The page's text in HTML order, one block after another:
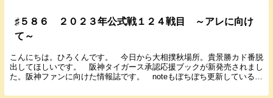
♯５８６ ２０２３年公式戦１２４戦目 ～アレに向け
て～
こんにちは。ひろくんです。 今日から大相撲秋場所。貴景勝カド番脱
出してほしいです。 阪神タイガース承認応援ブックが新発売されまし
た。阪神ファンに向けた情報誌です。 noteもぼちぼち更新しているの